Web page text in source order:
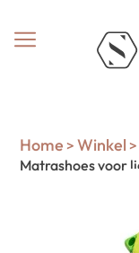
Home > Winkel >
Matrashoes voor